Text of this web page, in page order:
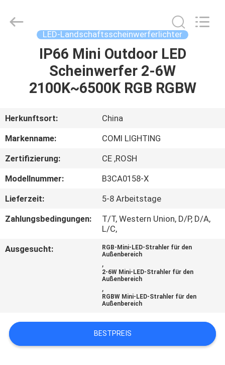
PRODUKTE
ÜBER
UNS
FABRIK-
AUSFLUG
QUALITÄTSKONTROLLE
TRETEN
VERBINDUNG
LIMITED.
LED-Landschaftsscheinwerferlichter
IP66 Mini Outdoor LED
Scheinwerfer 2-6W
2100K~6500K RGB RGBW
Herkunftsort:
China
Markenname:
COMI LIGHTING
Zertifizierung:
CE ,ROSH
Modellnummer:
B3CA0158-X
Lieferzeit:
5-8 Arbeitstage
Zahlungsbedingungen:
T/T, Western Union, D/P, D/A,
L/C,
Ausgesucht:
RGB-Mini-LED-Strahler für den
Außenbereich
,
2-6W Mini-LED-Strahler für den
Außenbereich
,
RGBW Mini-LED-Strahler für den
Außenbereich
BESTPREIS